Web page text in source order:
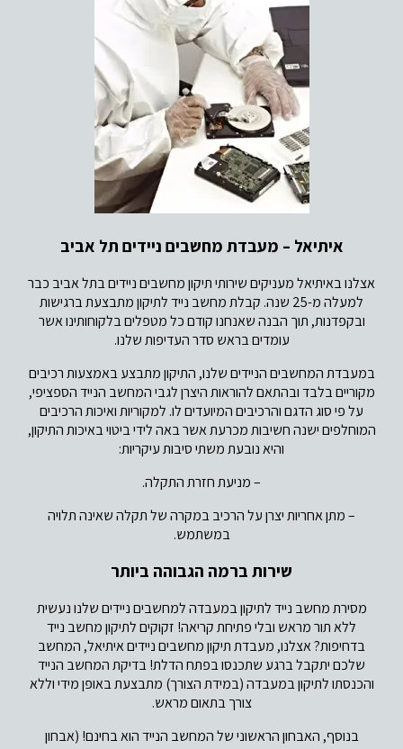
איתיאל – מעבדת מחשבים ניידים תל אביב
אצלנו באיתיאל מעניקים שירותי תיקון מחשבים ניידים בתל אביב כבר
למעלה מ-25 שנה. קבלת מחשב נייד לתיקון מתבצעת ברגישות
ובקפדנות, תוך הבנה שאנחנו קודם כל מטפלים בלקוחותינו אשר
עומדים בראש סדר העדיפות שלנו.
במעבדת המחשבים הניידים שלנו, התיקון מתבצע באמצעות רכיבים
מקוריים בלבד ובהתאם להוראות היצרן לגבי המחשב הנייד הספציפי,
על פי סוג הדגם והרכיבים המיועדים לו. למקוריות ואיכות הרכיבים
המוחלפים ישנה חשיבות מכרעת אשר באה לידי ביטוי באיכות התיקון,
והיא נובעת משתי סיבות עיקריות:
– מניעת חזרת התקלה.
– מתן אחריות יצרן על הרכיב במקרה של תקלה שאינה תלויה
במשתמש.
שירות ברמה הגבוהה ביותר
מסירת מחשב נייד לתיקון במעבדה למחשבים ניידים שלנו נעשית
ללא תור מראש ובלי פתיחת קריאה! זקוקים לתיקון מחשב נייד
בדחיפות? אצלנו, מעבדת תיקון מחשבים ניידים איתיאל, המחשב
שלכם יתקבל ברגע שתכנסו בפתח הדלת! בדיקת המחשב הנייד
והכנסתו לתיקון במעבדה (במידת הצורך) מתבצעת באופן מידי וללא
צורך בתאום מראש.
בנוסף, האבחון הראשוני של המחשב הנייד הוא בחינם! (אבחון